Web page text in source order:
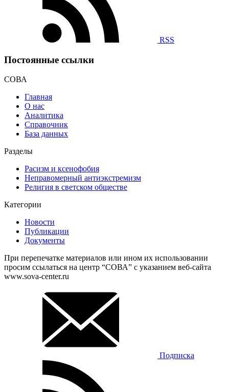
RSS
Постоянные ссылки
СОВА
Главная
О нас
Аналитика
Справочник
База данных
Разделы
Расизм и ксенофобия
Неправомерный антиэкстремизм
Религия в светском обществе
Категории
Новости
Публикации
Документы
При перепечатке материалов или ином их использовании
просим ссылаться на центр “СОВА” с указанием веб-сайта
www.sova-center.ru
Подписка